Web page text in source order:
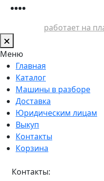
работает на
Меню
Главная
Каталог
Машины в разборе
Доставка
Юридическим лицам
Выкуп
Контакты
Корзина
Контакты: